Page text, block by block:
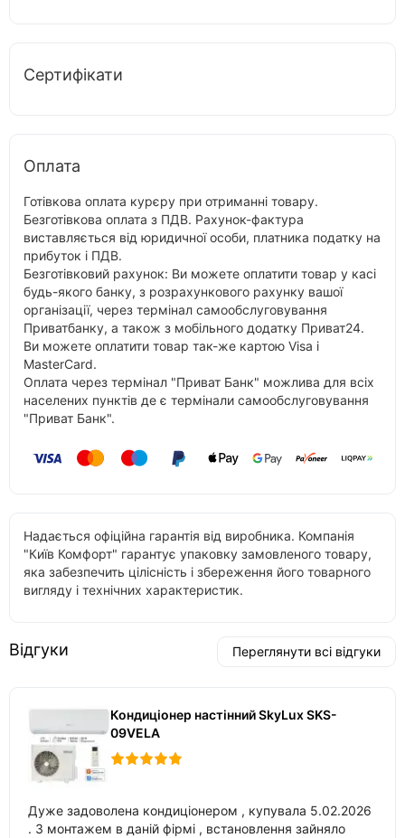
Сертифікати
Оплата
Готівкова оплата курєру при отриманні товару.
Безготівкова оплата з ПДВ. Рахунок-фактура
виставляється від юридичної особи, платника податку на
прибуток і ПДВ.
Безготівковий рахунок: Ви можете оплатити товар у касі
будь-якого банку, з розрахункового рахунку вашої
організації, через термінал самообслуговування
Приватбанку, а також з мобільного додатку Приват24.
Ви можете оплатити товар так-же картою Visa і
MasterCard.
Оплата через термінал "Приват Банк" можлива для всіх
населених пунктів де є термінали самообслуговування
"Приват Банк".
Надається офіційна гарантія від виробника. Компанія
"Київ Комфорт" гарантує упаковку замовленого товару,
яка забезпечить цілісність і збереження його товарного
вигляду і технічних характеристик.
Відгуки Переглянути всі відгуки
Кондиціонер настінний SkyLux SKS-
09VELA
Дуже задоволена кондиціонером , купувала 5.02.2026
. З монтажем в даній фірмі , встановлення зайняло